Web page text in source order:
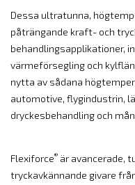
Dessa ultratunna,
påträngande kraft- och
behandlingsapplikationer,
värmeförsegling och
nytta av sådana
automotive, flygindustrin,
dryckesbehandling och
Flexiforce® är avancerade,
tryckavkännande givare